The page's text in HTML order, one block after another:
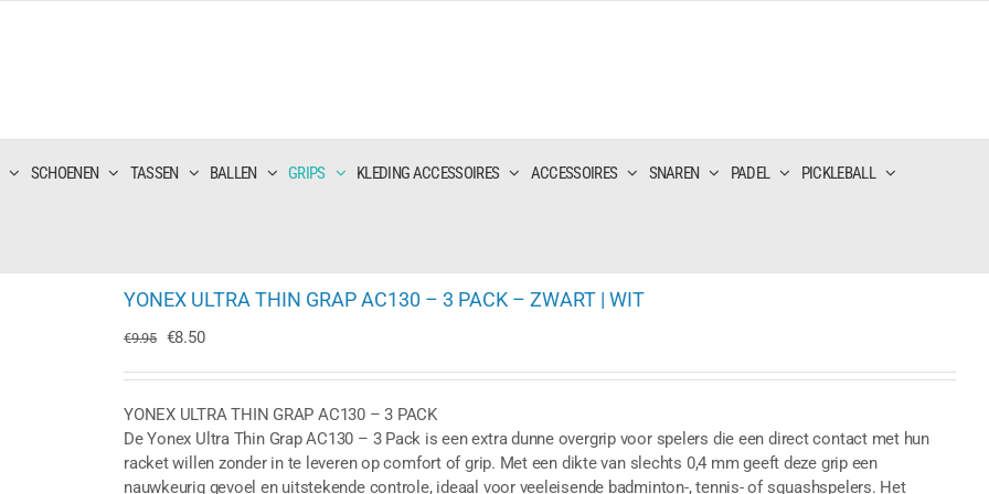
SCHOENEN TASSEN BALLEN GRIPS KLEDING ACCESSOIRES ACCESSOIRES SNAREN PADEL PICKLEBALL
YONEX ULTRA THIN GRAP AC130 – 3 PACK – ZWART | WIT
€9.95
Oorspronkelijke
was:
€9.95.
€8.50Huidige
is:
€8.50.
YONEX ULTRA THIN GRAP AC130 – 3 PACK
De Yonex Ultra Thin Grap AC130 – 3 Pack is een extra dunne overgrip voor spelers die een direct contact met hun
racket willen zonder in te leveren op comfort of grip. Met een dikte van slechts 0,4 mm geeft deze grip een
nauwkeurig gevoel en uitstekende controle, ideaal voor veeleisende badminton-, tennis- of squashspelers. Het